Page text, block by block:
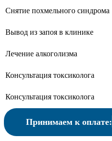
Снятие похмельного синдрома
Вывод из запоя в клинике
Лечение алкоголизма
Консультация токсиколога
Консультация токсиколога
Принимаем к оплате: